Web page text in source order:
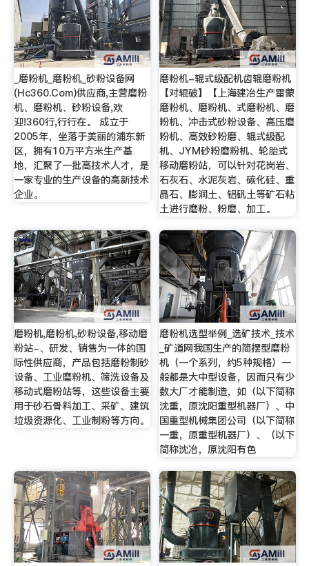
_磨粉机_磨粉机_砂粉设备网
(Hc360.Com)供应商,主营磨粉
机、磨粉机、砂粉设备,欢
迎!360行,行行在。 成立于
2005年，坐落于美丽的浦东新
区，拥有10万平方米生产基
地，汇聚了一批高技术人才，是
一家专业的生产设备的高新技术
企业。
磨粉机-辊式级配机齿辊磨粉机
【对辊破】【上海建冶生产雷蒙
磨粉机、磨粉机、式磨粉机、磨
粉机、冲击式砂粉设备、高压磨
粉机、高效砂粉磨、辊式级配
机、JYM砂粉磨粉机、轮胎式
移动磨粉站，可以针对花岗岩、
石灰石、水泥灰岩、碳化硅、重
晶石、膨润土、铝矾土等矿石粘
土进行磨粉、粉磨、加工。
磨粉机,磨粉机,砂粉设备,移动磨
粉站-、研发、销售为一体的国
际性供应商，产品包括磨粉制砂
设备、工业磨粉机、筛洗设备及
移动式磨粉站等，这些设备主要
用于砂石骨料加工、采矿、建筑
垃圾资源化、工业制粉等方向。
磨粉机选型举例_选矿技术_技术
_矿道网我国生产的简摆型磨粉
机（一个系列，约5种规格）一
般都是大中型设备，因而只有少
数大厂才能制造，如（以下简称
沈重，原沈阳重型机器厂）、中
国重型机械集团公司（以下简称
一重，原重型机器厂）、（以下
简称沈冶，原沈阳有色